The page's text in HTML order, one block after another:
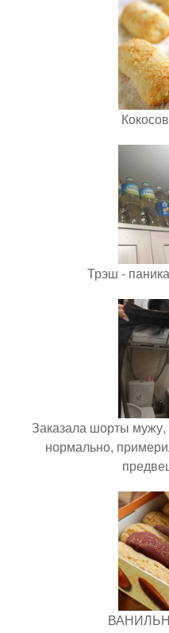
Трэш -
Заказала шорты
нормально,